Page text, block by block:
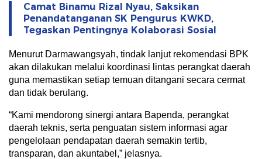
Camat Binamu Rizal Nyau, Saksikan
Penandatanganan SK Pengurus KWKD,
Tegaskan Pentingnya Kolaborasi Sosial
Menurut Darmawangsyah, tindak lanjut rekomendasi BPK
akan dilakukan melalui koordinasi lintas perangkat daerah
guna memastikan setiap temuan ditangani secara cermat
dan tidak berulang.
“Kami mendorong sinergi antara Bapenda, perangkat
daerah teknis, serta penguatan sistem informasi agar
pengelolaan pendapatan daerah semakin tertib,
transparan, dan akuntabel,” jelasnya.